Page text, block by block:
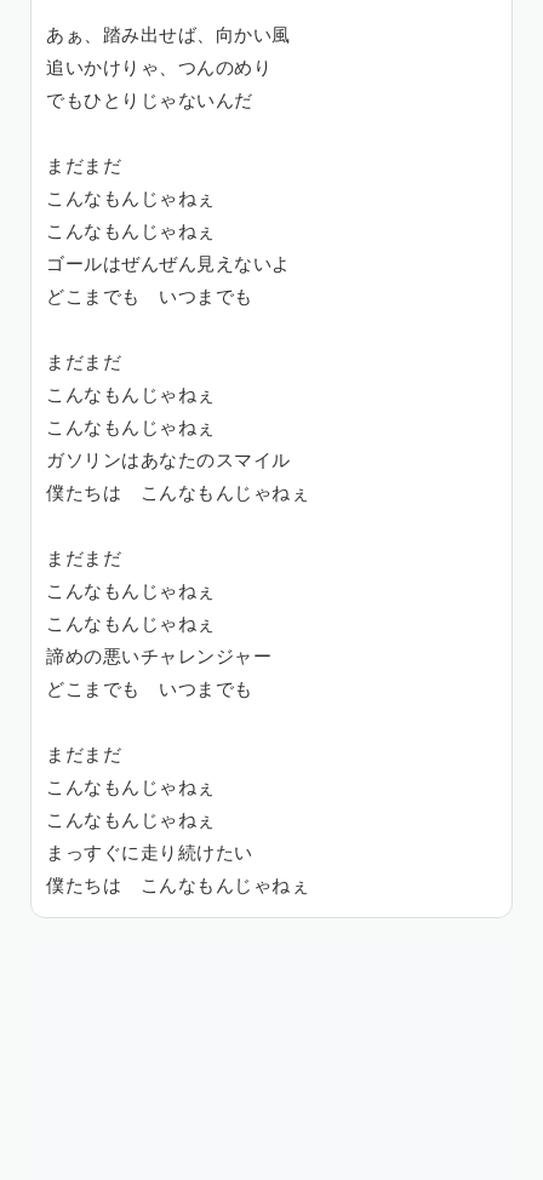
あぁ、踏み出せば、向かい風
追いかけりゃ、つんのめり
でもひとりじゃないんだ
まだまだ
こんなもんじゃねぇ
こんなもんじゃねぇ
ゴールはぜんぜん見えないよ
どこまでも いつまでも
まだまだ
こんなもんじゃねぇ
こんなもんじゃねぇ
ガソリンはあなたのスマイル
僕たちは こんなもんじゃねぇ
まだまだ
こんなもんじゃねぇ
こんなもんじゃねぇ
諦めの悪いチャレンジャー
どこまでも いつまでも
まだまだ
こんなもんじゃねぇ
こんなもんじゃねぇ
まっすぐに走り続けたい
僕たちは こんなもんじゃねぇ